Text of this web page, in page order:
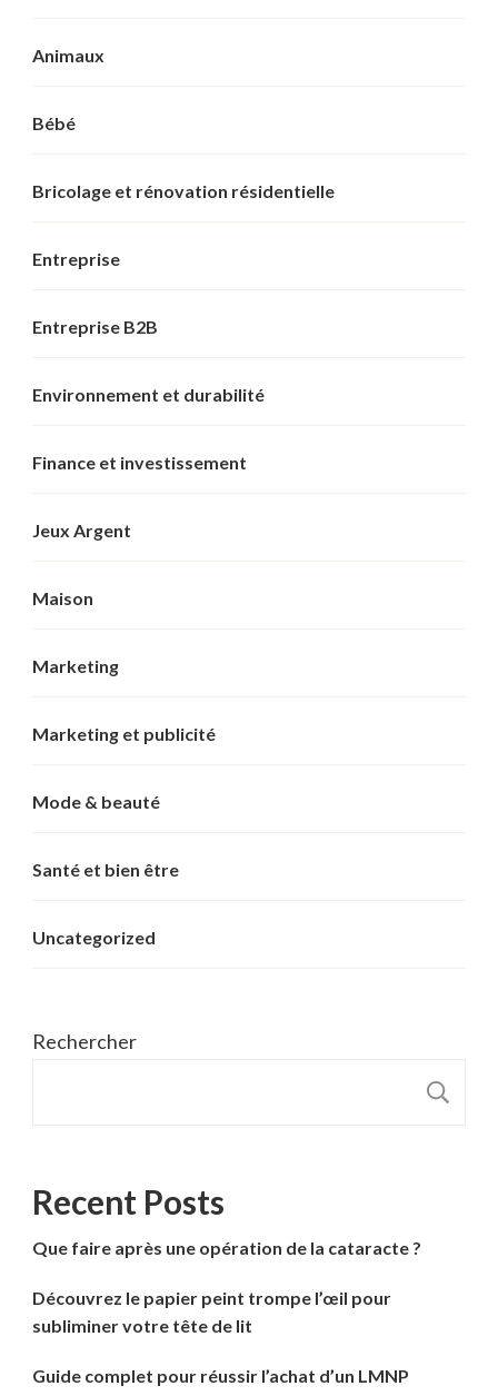
Animaux
Bébé
Bricolage et rénovation résidentielle
Entreprise
Entreprise B2B
Environnement et durabilité
Finance et investissement
Jeux Argent
Maison
Marketing
Marketing et publicité
Mode & beauté
Santé et bien être
Uncategorized
Rechercher
Recent Posts
Que faire après une opération de la cataracte ?
Découvrez le papier peint trompe l’œil pour
subliminer votre tête de lit
Guide complet pour réussir l’achat d’un LMNP